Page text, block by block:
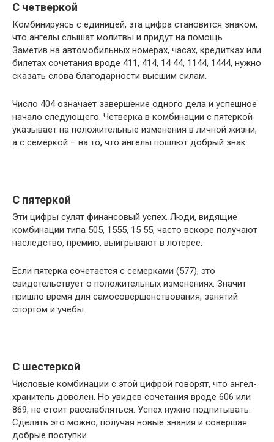
С четверкой
Комбинируясь с единицей, эта цифра становится знаком,
что ангелы слышат молитвы и придут на помощь.
Заметив на автомобильных номерах, часах, кредитках или
билетах сочетания вроде 411, 414, 14 44, 1144, 1444, нужно
сказать слова благодарности высшим силам.
Число 404 означает завершение одного дела и успешное
начало следующего. Четверка в комбинации с пятеркой
указывает на положительные изменения в личной жизни,
а с семеркой – на то, что ангелы пошлют добрый знак.
С пятеркой
Эти цифры сулят финансовый успех. Люди, видящие
комбинации типа 505, 1555, 15 55, часто вскоре получают
наследство, премию, выигрывают в лотерее.
Если пятерка сочетается с семерками (577), это
свидетельствует о положительных изменениях. Значит
пришло время для самосовершенствования, занятий
спортом и учебы.
С шестеркой
Числовые комбинации с этой цифрой говорят, что ангел-
хранитель доволен. Но увидев сочетания вроде 606 или
869, не стоит расслабляться. Успех нужно подпитывать.
Сделать это можно, получая новые знания и совершая
добрые поступки.